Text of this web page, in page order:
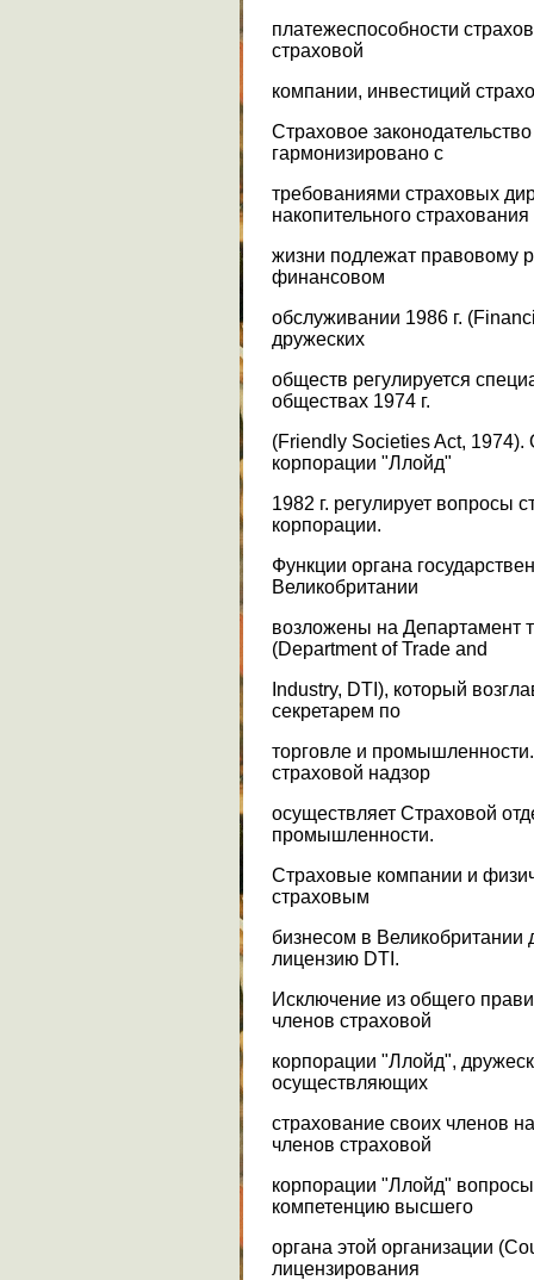
платежеспособности
страховой
компании, инвестиций
Страховое
гармонизировано с
требованиями страховых
накопительного страхования
жизни подлежат правовому
финансовом
обслуживании 1986 г.
дружеских
обществ регулируется
обществах 1974 г.
(Friendly Societies Act, 1974).
корпорации "Ллойд"
1982 г. регулирует вопросы
корпорации.
Функции органа
Великобритании
возложены на Департамент
(Department of Trade and
Industry, DTI), который
секретарем по
торговле и
страховой надзор
осуществляет Страховой
промышленности.
Страховые компании и
страховым
бизнесом в Великобритании
лицензию DTI.
Исключение из общего
членов страховой
корпорации "Ллойд",
осуществляющих
страхование своих членов
членов страховой
корпорации "Ллойд"
компетенцию высшего
органа этой организации
лицензирования